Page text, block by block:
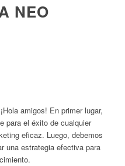
NEO
amigos! En primer lugar,
para el éxito de cualquier
eficaz. Luego, debemos
una estrategia efectiva para